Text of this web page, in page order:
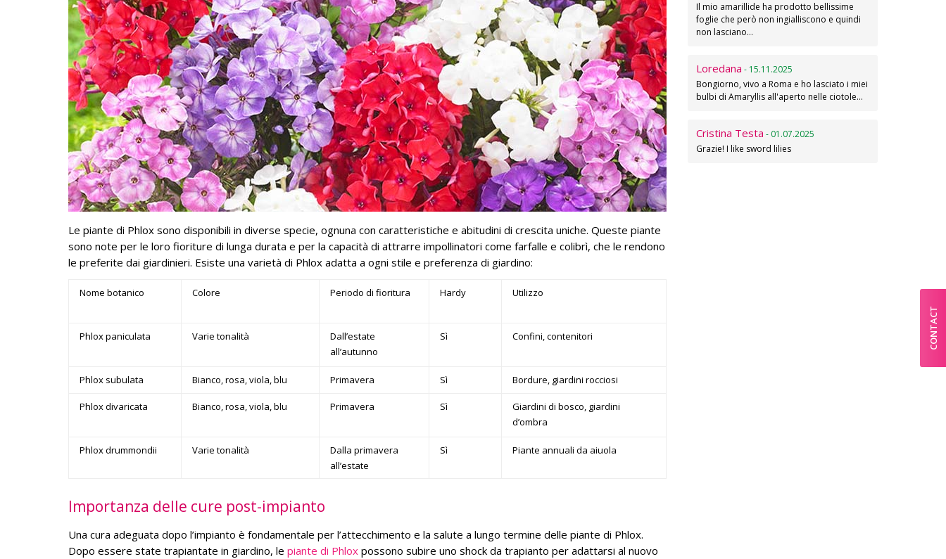
Le piante di Phlox sono disponibili in diverse specie, ognuna con caratteristiche e abitudini di crescita uniche. Queste piante
sono note per le loro fioriture di lunga durata e per la capacità di attrarre impollinatori come farfalle e colibrì, che le rendono
le preferite dai giardinieri. Esiste una varietà di Phlox adatta a ogni stile e preferenza di giardino:
Nome botanico Colore Periodo di fioritura Hardy Utilizzo
Phlox paniculata Varie tonalità
Dall’estate
all’autunno
Sì Confini, contenitori
Phlox subulata Bianco, rosa, viola, blu Primavera Sì Bordure, giardini rocciosi
Phlox divaricata Bianco, rosa, viola, blu Primavera Sì
Giardini di bosco, giardini
d’ombra
Phlox drummondii Varie tonalità
Dalla primavera
all’estate
Sì Piante annuali da aiuola
Importanza delle cure post-impianto
Una cura adeguata dopo l’impianto è fondamentale per l’attecchimento e la salute a lungo termine delle piante di Phlox.
Dopo essere state trapiantate in giardino, le piante di Phlox possono subire uno shock da trapianto per adattarsi al nuovo
Il mio amarillide ha prodotto bellissime
foglie che però non ingialliscono e quindi
non lasciano…
Loredana - 15.11.2025
Bongiorno, vivo a Roma e ho lasciato i miei
bulbi di Amaryllis all'aperto nelle ciotole…
Cristina Testa - 01.07.2025
Grazie! I like sword lilies
CONTACT